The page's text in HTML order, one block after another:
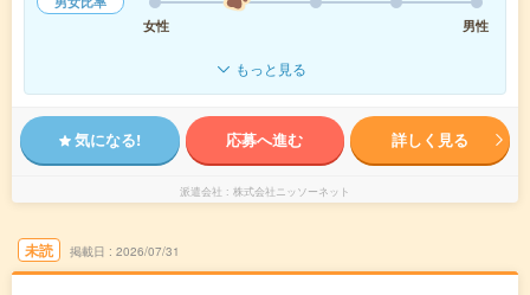
女性
男性
もっと見る
気になる! 応募へ進む 詳しく見る
派遣会社 株式会社ニッソーネット
未読 掲載日 2026/07/31